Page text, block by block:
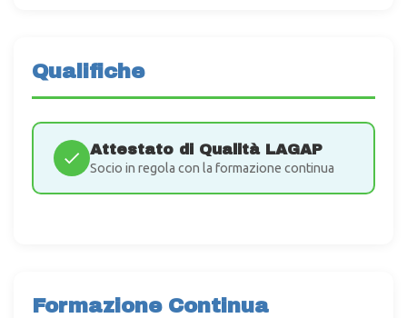
Qualifiche
Attestato di Qualità LAGAP
Socio in regola con la formazione continua
Formazione Continua